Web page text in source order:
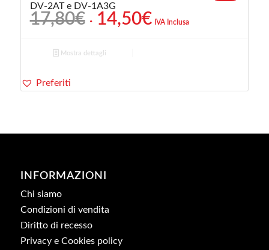
DV-2AT e DV-1A3G
17,80€ Il
prezzo
originale
era:
14,50€IlIVA Inclusa
Mostra dettagli
Preferiti
INFORMAZIONI
Chi siamo
Condizioni di vendita
Diritto di recesso
Privacy e Cookies policy